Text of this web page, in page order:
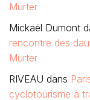
Murter
Mickaël Dumont
rencontre des
Murter
RIVEAU dans
cyclotourisme à